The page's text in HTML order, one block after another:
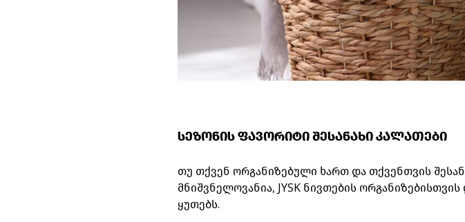
სეზონის ფავორიტი შესანახი კალათები
თუ თქვენ ორგანიზებული ხართ და თქვენთვის
მნიშვნელოვანია, JYSK ნივთების
ყუთებს.